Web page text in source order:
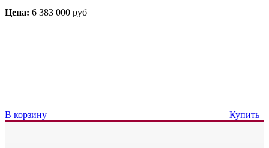
Цена: 6 383 000 руб
В корзину Купить